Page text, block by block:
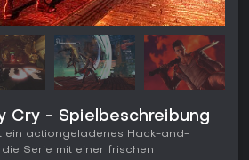
Cry - Spielbeschreibung
ein actiongeladenes Hack-and-
Serie mit einer frischen